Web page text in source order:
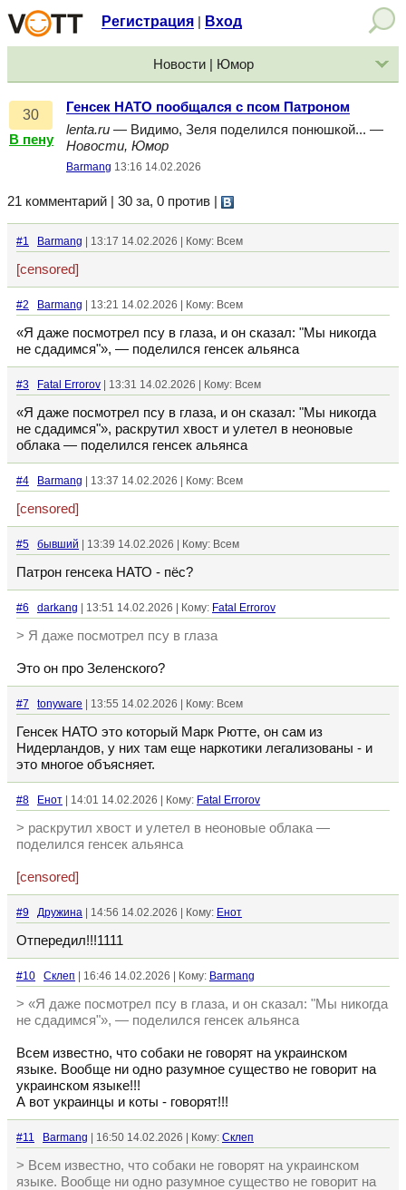
Регистрация Вход
Новости | Юмор
30
В пену
Генсек НАТО пообщался с псом Патроном
lenta.ru — Видимо, Зеля поделился понюшкой... —
Новости, Юмор
Barmang 13:16 14.02.2026
21 комментарий | 30 за, 0 против
#1 Barmang | 13:17 14.02.2026 | Кому: Всем
[censored]
#2 Barmang | 13:21 14.02.2026 | Кому: Всем
«Я даже посмотрел псу в глаза, и он сказал: "Мы никогда
не сдадимся"», — поделился генсек альянса
#3 Fatal Errorov | 13:31 14.02.2026 | Кому: Всем
«Я даже посмотрел псу в глаза, и он сказал: "Мы никогда
не сдадимся"», раскрутил хвост и улетел в неоновые
облака — поделился генсек альянса
#4 Barmang | 13:37 14.02.2026 | Кому: Всем
[censored]
#5 бывший | 13:39 14.02.2026 | Кому: Всем
Патрон генсека НАТО - пёс?
#6 darkang | 13:51 14.02.2026 | Кому: Fatal Errorov
> Я даже посмотрел псу в глаза
Это он про Зеленского?
#7 tonyware | 13:55 14.02.2026 | Кому: Всем
Генсек НАТО это который Марк Рютте, он сам из
Нидерландов, у них там еще наркотики легализованы - и
это многое объясняет.
#8 Енот | 14:01 14.02.2026 | Кому: Fatal Errorov
> раскрутил хвост и улетел в неоновые облака —
поделился генсек альянса
[censored]
#9 Дружина | 14:56 14.02.2026 | Кому: Енот
Отпередил!!!1111
#10 Склеп | 16:46 14.02.2026 | Кому: Barmang
> «Я даже посмотрел псу в глаза, и он сказал: "Мы никогда
не сдадимся"», — поделился генсек альянса
Всем известно, что собаки не говорят на украинском
языке. Вообще ни одно разумное существо не говорит на
украинском языке!!!
А вот украинцы и коты - говорят!!!
#11 Barmang | 16:50 14.02.2026 | Кому: Склеп
> Всем известно, что собаки не говорят на украинском
языке. Вообще ни одно разумное существо не говорит на